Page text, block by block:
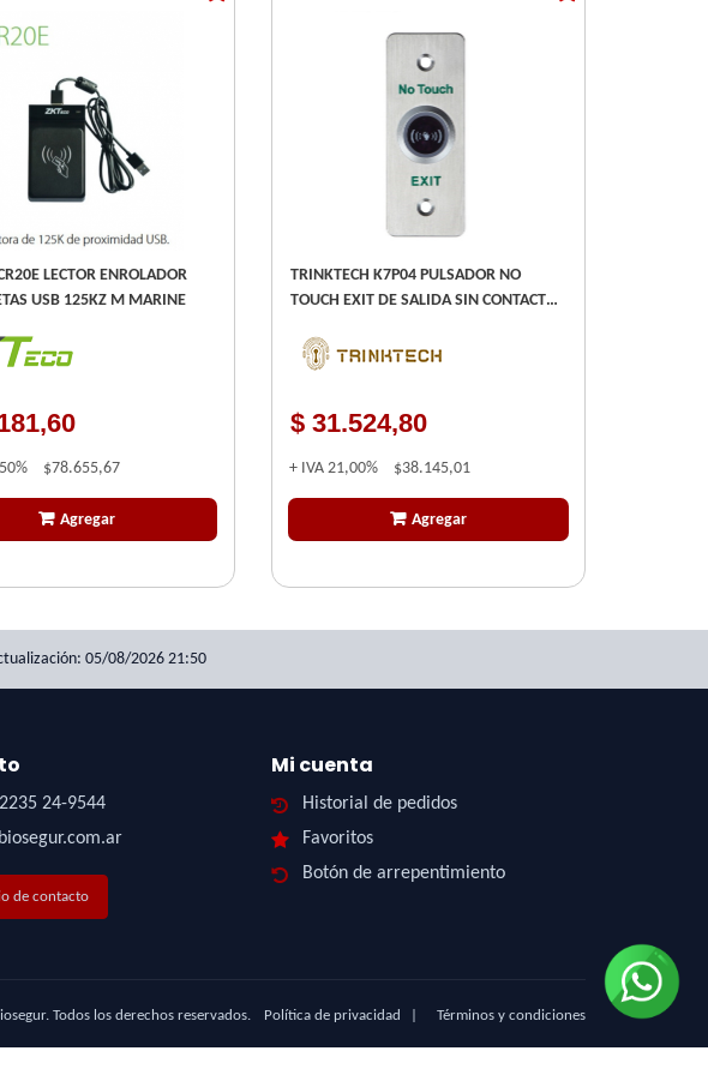
LECTOR ENROLADOR
DE TARJETAS USB 125KZ M MARINE
$78.655,67
Agregar
TRINKTECH K7P04 PULSADOR NO
TOUCH EXIT DE SALIDA SIN CONTACTO
$ 31.524,80
+ IVA21,00% $38.145,01
Agregar
05/08/2026 21:50
24-9544
de contacto
Mi cuenta
Historial de pedidos
Favoritos
Botón de arrepentimiento
Todos los derechos reservados. Política de privacidad Términos y condiciones